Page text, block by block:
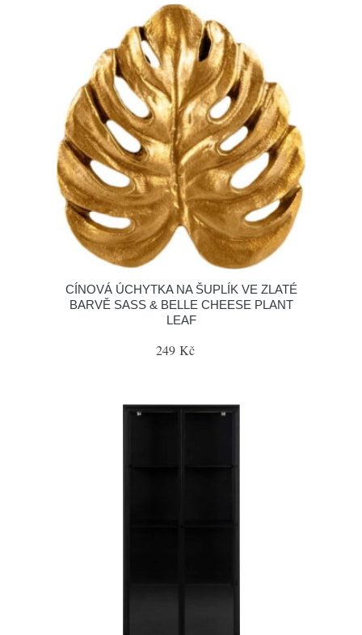
CÍNOVÁ ÚCHYTKA NA ŠUPLÍK VE ZLATÉ
BARVĚ SASS & BELLE CHEESE PLANT
LEAF
249 Kč